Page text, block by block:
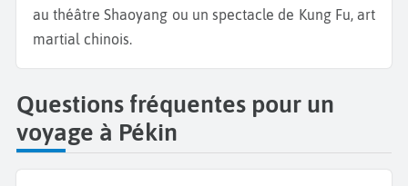
au théâtre Shaoyang ou un spectacle de Kung Fu, art
martial chinois.
Questions fréquentes pour un
voyage à Pékin